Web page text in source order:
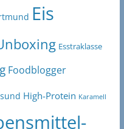
Eis
Esstraklasse
Foodblogger
High-Protein Karamell